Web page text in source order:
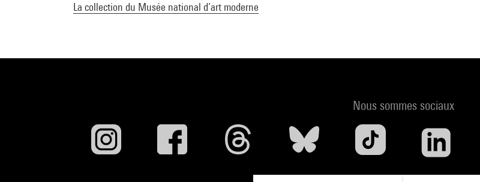
La collection du Musée national d’art moderne
Nous sommes sociaux